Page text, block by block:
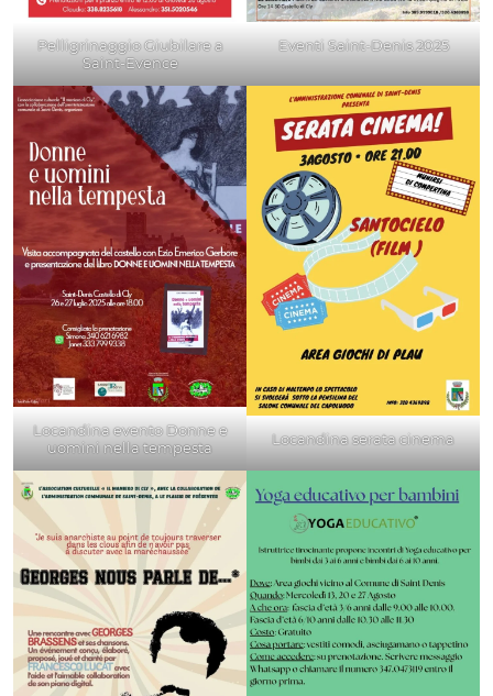
Pelligrinaggio Giubilare a
Saint-Evence
Eventi Saint-Denis 2025
Locandina evento Donne e
uomini nella tempesta
Locandina serata cinema